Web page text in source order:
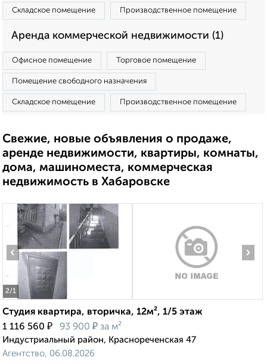
Складское помещение Производственное помещение
Аренда коммерческой недвижимости (1)
Офисное помещение Торговое помещение
Помещение свободного назначения
Складское помещение Производственное помещение
Свежие, новые объявления о продаже,
аренде недвижимости, квартиры, комнаты,
дома, машиноместа, коммерческая
недвижимость в Хабаровске
2/1
‹ ›
Студия квартира, вторичка, 12м², 1/5 этаж
1 116 560 ₽ 93 900 ₽ за м²
Индустриальный район, Краснореченская 47
Агентство, 06.08.2026